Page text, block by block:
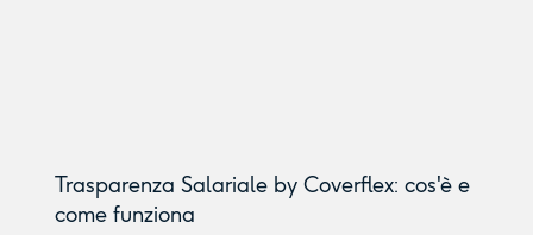
Trasparenza Salariale by Coverflex: cos'è e
come funziona